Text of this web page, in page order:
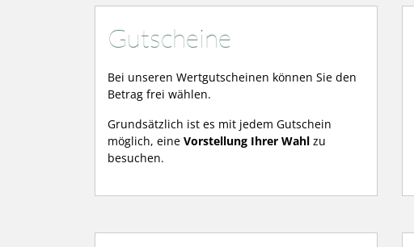
Gutscheine
Bei unseren Wertgutscheinen können Sie den
Betrag frei wählen.
Grundsätzlich ist es mit jedem Gutschein
möglich, eine Vorstellung Ihrer Wahl zu
besuchen.